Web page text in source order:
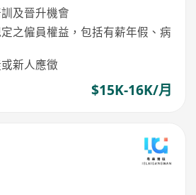
及晉升機會
之僱員權益，包括有薪年假、病
新人應徵
$15K-16K/月